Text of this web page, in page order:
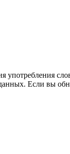
употребления
Если вы